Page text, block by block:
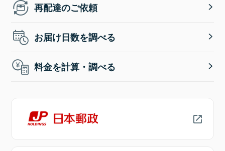
再配達のご依頼
お届け日数を調べる
料金を計算・調べる